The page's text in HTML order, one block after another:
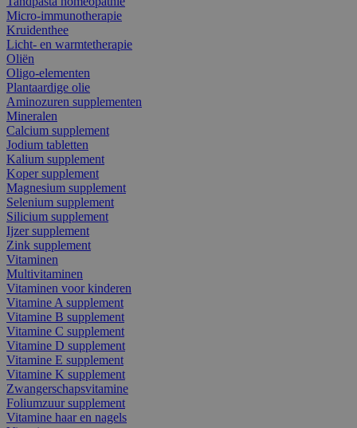
Micro-immunotherapie
Kruidenthee
Licht- en warmtetherapie
Oliën
Oligo-elementen
Plantaardige olie
Aminozuren supplementen
Mineralen
Calcium supplement
Jodium tabletten
Kalium supplement
Koper supplement
Magnesium supplement
Selenium supplement
Silicium supplement
Ijzer supplement
Zink supplement
Vitaminen
Multivitaminen
Vitaminen voor kinderen
Vitamine A supplement
Vitamine B supplement
Vitamine C supplement
Vitamine D supplement
Vitamine E supplement
Vitamine K supplement
Zwangerschapsvitamine
Foliumzuur supplement
Vitamine haar en nagels